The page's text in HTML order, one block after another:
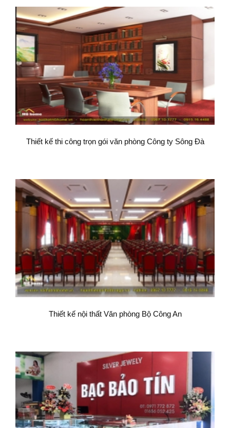
Thiết kế thi công trọn gói văn phòng Công ty Sông Đà
Thiết kế nội thất Văn phòng Bộ Công An